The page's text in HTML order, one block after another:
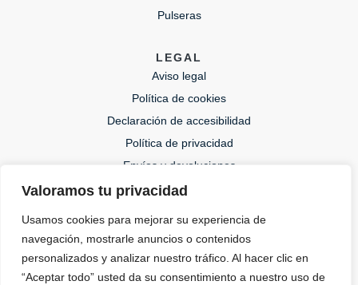
Valoramos tu privacidad
Usamos cookies para mejorar su experiencia de
navegación, mostrarle anuncios o contenidos
personalizados y analizar nuestro tráfico. Al hacer clic en
“Aceptar todo” usted da su consentimiento a nuestro uso de
Pulseras
LEGAL
Aviso legal
Política de cookies
Declaración de accesibilidad
Política de privacidad
Envíos y devoluciones
lida@lidajoies.com